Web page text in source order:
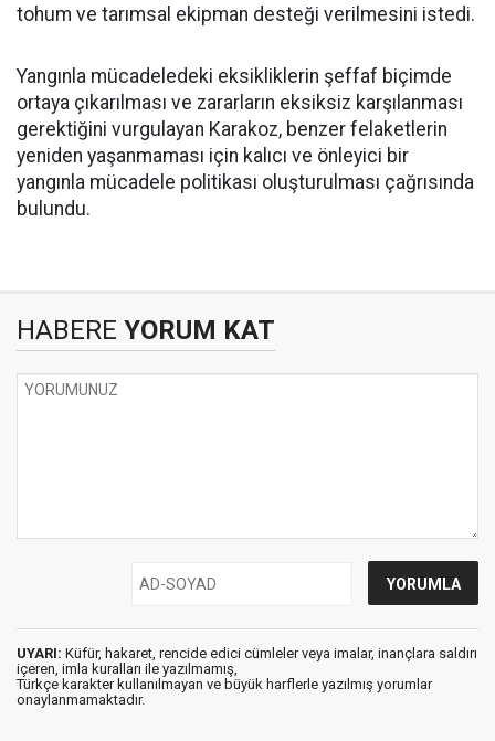
tohum ve tarımsal ekipman desteği verilmesini istedi.
Yangınla mücadeledeki eksikliklerin şeffaf biçimde
ortaya çıkarılması ve zararların eksiksiz karşılanması
gerektiğini vurgulayan Karakoz, benzer felaketlerin
yeniden yaşanmaması için kalıcı ve önleyici bir
yangınla mücadele politikası oluşturulması çağrısında
bulundu.
HABERE YORUM KAT
UYARI: Küfür, hakaret, rencide edici cümleler veya imalar, inançlara saldırı
içeren, imla kuralları ile yazılmamış,
Türkçe karakter kullanılmayan ve büyük harflerle yazılmış yorumlar
onaylanmamaktadır.